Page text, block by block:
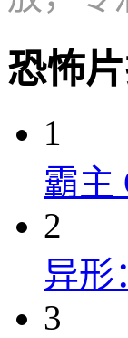
恐怖
1
霸主
2
异形
3